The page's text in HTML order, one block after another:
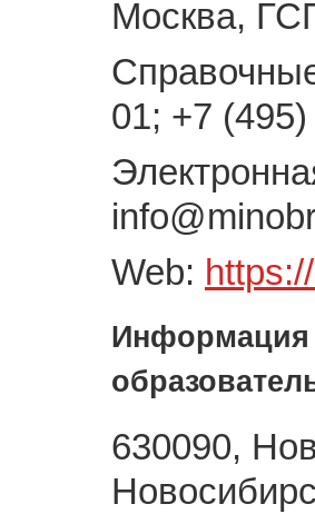
Москва,
01; +7
Web:
Информация
630090,